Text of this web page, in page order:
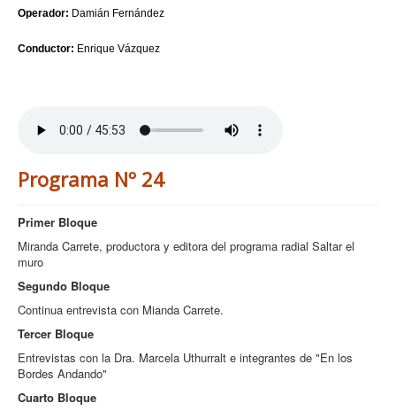
Operador: Damián Fernández
Conductor: Enrique Vázquez
Programa Nº 24
Primer Bloque
Miranda Carrete, productora y editora del programa radial Saltar el
muro
Segundo Bloque
Continua entrevista con Mianda Carrete.
Tercer Bloque
Entrevistas con la Dra. Marcela Uthurralt e integrantes de "En los
Bordes Andando"
Cuarto Bloque